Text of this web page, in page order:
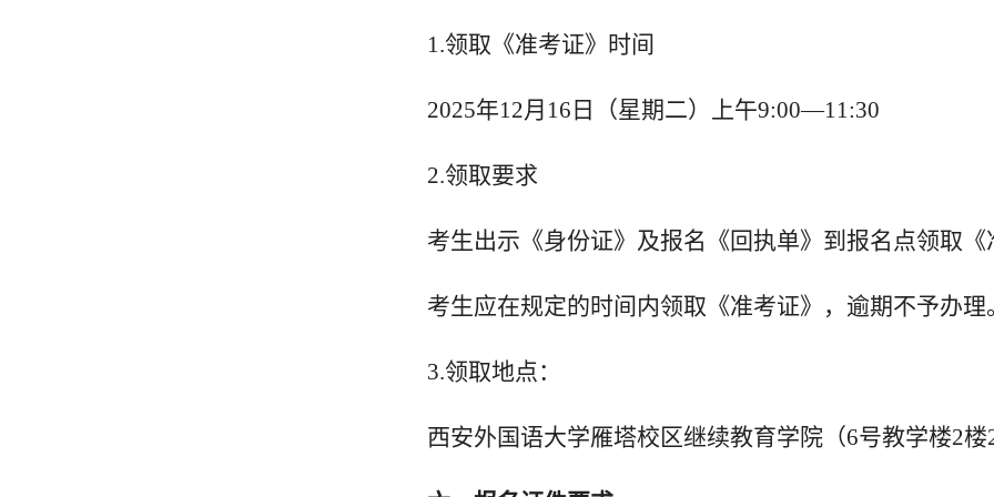
1.领取《准考证》时间
2025年12月16日（星期二） 上午9:00—11:30
2.领取要求
考生出示《身份证》及报名《回执单》到报名点领取《
考生应在规定的时间内领取《准考证》 ，逾期不予办理
3.领取地点：
西安外国语大学雁塔校区继续教育学院（6号教学楼2楼